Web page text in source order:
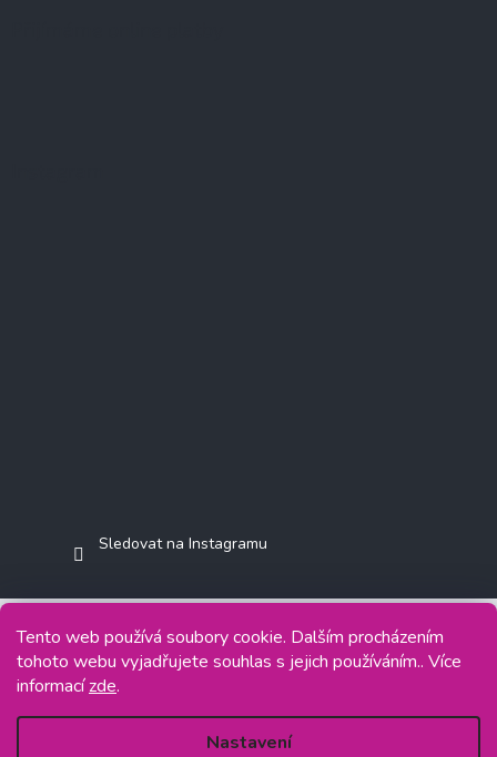
Tento web používá soubory cookie. Dalším procházením
tohoto webu vyjadřujete souhlas s jejich používáním.. Více
informacízde.
Nastavení
Sledovat na Instagramu
Copyright 2026Jasminkashop.cz. Všechna práva vyhrazena.